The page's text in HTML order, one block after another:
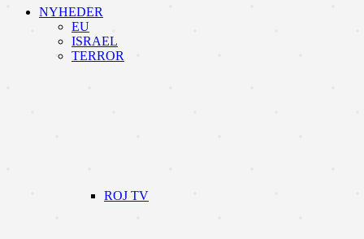
NYHEDER
EU
ISRAEL
TERROR
ROJ TV